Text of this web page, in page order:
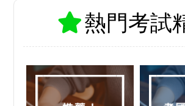
熱門考試